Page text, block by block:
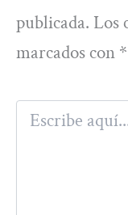
publicada. Los
marcados con *
Escribe
aquí...